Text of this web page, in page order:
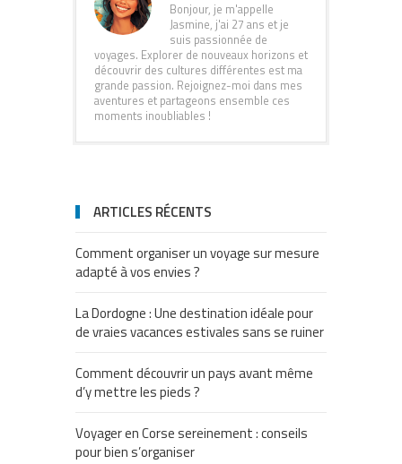
Bonjour, je m'appelle
Jasmine, j'ai 27 ans et je
suis passionnée de
voyages. Explorer de nouveaux horizons et
découvrir des cultures différentes est ma
grande passion. Rejoignez-moi dans mes
aventures et partageons ensemble ces
moments inoubliables !
ARTICLES RÉCENTS
Comment organiser un voyage sur mesure
adapté à vos envies ?
La Dordogne : Une destination idéale pour
de vraies vacances estivales sans se ruiner
Comment découvrir un pays avant même
d’y mettre les pieds ?
Voyager en Corse sereinement : conseils
pour bien s’organiser